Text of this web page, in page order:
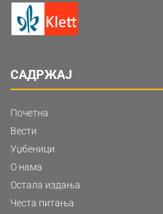
САДРЖАЈ
Почетна
Вести
Уџбеници
О нама
Остала издања
Честа питања